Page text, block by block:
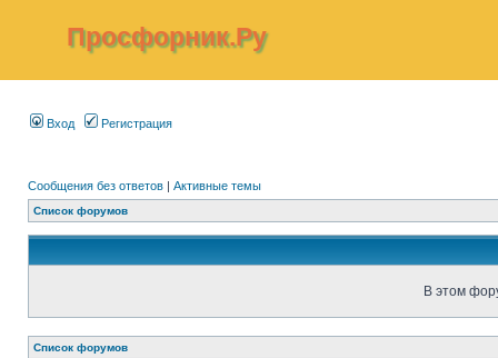
Просфорник.Ру
Вход Регистрация
Сообщения без ответов | Активные темы
Список форумов
В этом
Список форумов